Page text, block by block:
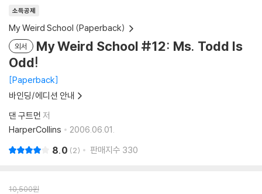
소득공제
My Weird School (Paperback)
외서
My Weird School #12: Ms. Todd Is
Odd!
Paperback
바인딩/에디션 안내
댄 구트먼 저
HarperCollins
2006.06.01.
8.0 2 판매지수 330
10,500원